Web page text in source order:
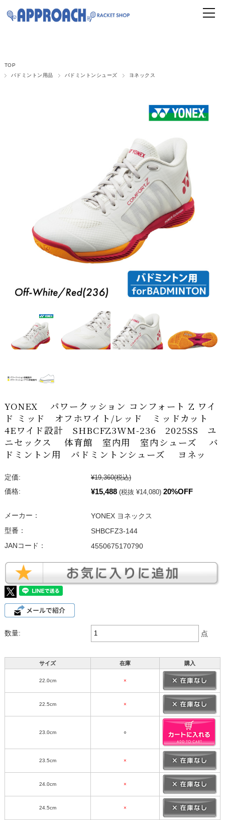
TOP
バドミントン用品
バドミントンシューズ ヨネックス
YONEX パワークッション コンフォート Z ワイ
ド ミッド オフホワイト/レッド ミッドカット
4Eワイド設計 SHBCFZ3WM-236 2025SS ユ
ニセックス 体育館 室内用 室内シューズ バ
ドミントン用 バドミントンシューズ ヨネッ
定価: ¥19,360(税込)
価格:
¥15,488 (税抜 ¥14,080) 20%OFF
メーカー：
YONEX ヨネックス
型番：
SHBCFZ3-144
JANコード：
4550675170790
数量: 点
サイズ 在庫 購入
22.0cm ×
22.5cm ×
23.0cm ○
23.5cm ×
24.0cm ×
24.5cm ×